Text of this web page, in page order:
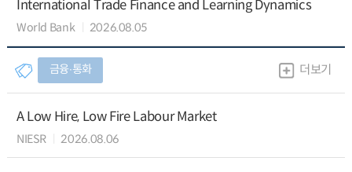
International Trade Finance and Learning Dynamics
World Bank 2026.08.05
금융∙통화 더보기
A Low Hire, Low Fire Labour Market
NIESR 2026.08.06